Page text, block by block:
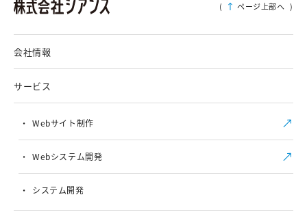
( ページ上部へ )
会社情報
サービス
Webサイト制作
Webシステム開発
システム開発